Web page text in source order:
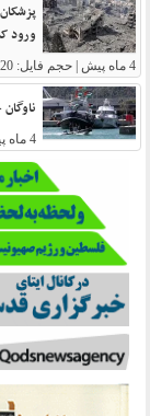
ورود
4 ماه پیش | حجم فایل: 442.20 KB | اندازه تصویر: 1280 * 853
4 ماه پیش